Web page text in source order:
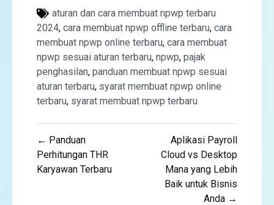
aturan dan cara membuat npwp terbaru
2024, cara membuat npwp offline terbaru, cara
membuat npwp online terbaru, cara membuat
npwp sesuai aturan terbaru, npwp, pajak
penghasilan, panduan membuat npwp sesuai
aturan terbaru, syarat membuat npwp online
terbaru, syarat membuat npwp terbaru
Navigasi
pos
← Panduan
Perhitungan THR
Karyawan Terbaru
Aplikasi Payroll
Cloud vs Desktop
Mana yang Lebih
Baik untuk Bisnis
Anda →